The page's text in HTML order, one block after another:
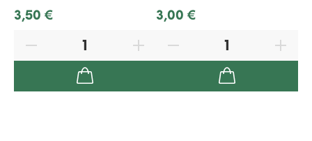
3,50 € 3,00 €